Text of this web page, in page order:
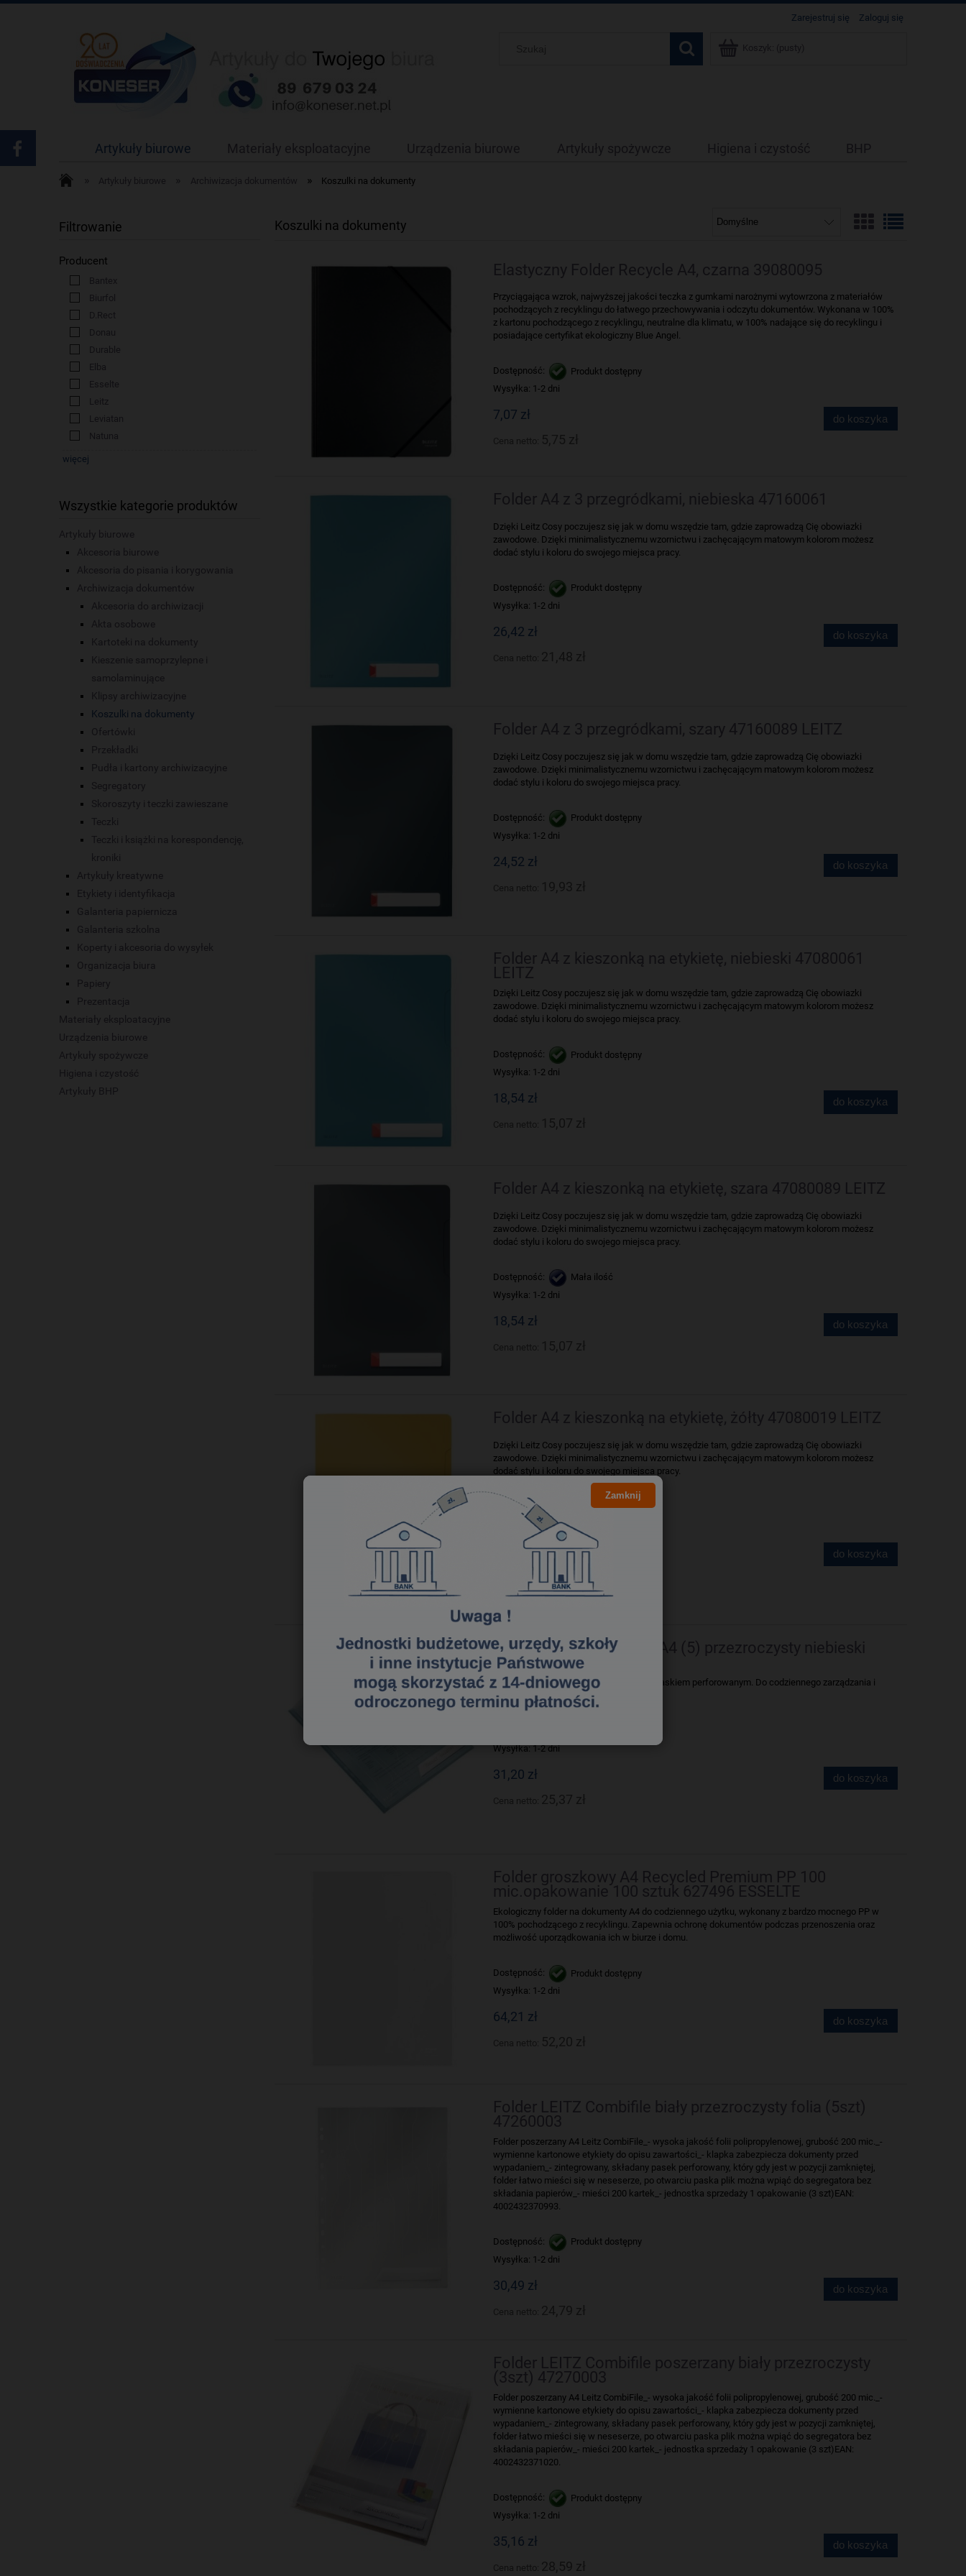
Zarejestruj się Zaloguj się
Koszyk: (pusty)
Artykuły biurowe Materiały eksploatacyjne Urządzenia biurowe Artykuły spożywcze Higiena i czystość BHP
Artykuły biurowe Archiwizacja dokumentów » Koszulki na dokumenty
Filtrowanie
Producent
Bantex
Biurfol
D.Rect
Donau
Durable
Elba
Esselte
Leitz
Leviatan
Natuna
więcej
Wszystkie kategorie produktów
Artykuły biurowe
Akcesoria biurowe
Akcesoria do pisania i korygowania
Archiwizacja dokumentów
Akcesoria do archiwizacji
Akta osobowe
Kartoteki na dokumenty
Kieszenie samoprzylepne i
samolaminujące
Klipsy archiwizacyjne
Koszulki na dokumenty
Ofertówki
Przekładki
Pudła i kartony archiwizacyjne
Segregatory
Skoroszyty i teczki zawieszane
Teczki
Teczki i książki na korespondencję,
kroniki
Artykuły kreatywne
Etykiety i identyfikacja
Galanteria papiernicza
Galanteria szkolna
Koperty i akcesoria do wysyłek
Organizacja biura
Papiery
Prezentacja
Materiały eksploatacyjne
Urządzenia biurowe
Artykuły spożywcze
Higiena i czystość
Artykuły BHP
Koszulki na dokumenty
Elastyczny Folder Recycle A4, czarna 39080095
Przyciągająca wzrok, najwyższej jakości teczka z gumkami narożnymi wytowrzona z materiałów
pochodzących z recyklingu do łatwego przechowywania i odczytu dokumentów. Wykonana w 100%
z kartonu pochodzącego z recyklingu, neutralne dla klimatu, w 100% nadające się do recyklingu i
posiadające certyfikat ekologiczny Blue Angel.
Dostępność:
Produkt dostępny
Wysyłka: 1-2 dni
7,07 zł do koszyka
Folder A4 z 3 przegródkami, niebieska 47160061
Dzięki Leitz Cosy poczujesz się jak w domu wszędzie tam, gdzie zaprowadzą Cię obowiazki
zawodowe. Dzięki minimalistycznemu wzornictwu i zachęcającym matowym kolorom możesz
dodać stylu i koloru do swojego miejsca pracy.
Dostępność:
Produkt dostępny
Wysyłka: 1-2 dni
26,42 zł do koszyka
Folder A4 z 3 przegródkami, szary 47160089 LEITZ
Dzięki Leitz Cosy poczujesz się jak w domu wszędzie tam, gdzie zaprowadzą Cię obowiazki
zawodowe. Dzięki minimalistycznemu wzornictwu i zachęcającym matowym kolorom możesz
dodać stylu i koloru do swojego miejsca pracy.
Dostępność:
Produkt dostępny
Wysyłka: 1-2 dni
24,52 zł do koszyka
Folder A4 z kieszonką na etykietę, niebieski 47080061
LEITZ
Dzięki Leitz Cosy poczujesz się jak w domu wszędzie tam, gdzie zaprowadzą Cię obowiazki
zawodowe. Dzięki minimalistycznemu wzornictwu i zachęcającym matowym kolorom możesz
dodać stylu i koloru do swojego miejsca pracy.
Dostępność:
Produkt dostępny
Wysyłka: 1-2 dni
18,54 zł do koszyka
Folder A4 z kieszonką na etykietę, szara 47080089 LEITZ
Dzięki Leitz Cosy poczujesz się jak w domu wszędzie tam, gdzie zaprowadzą Cię obowiazki
zawodowe. Dzięki minimalistycznemu wzornictwu i zachęcającym matowym kolorom możesz
dodać stylu i koloru do swojego miejsca pracy.
Dostępność:
Mała ilość
Wysyłka: 1-2 dni
18,54 zł do koszyka
Folder A4 z kieszonką na etykietę, żółty 47080019 LEITZ
Dzięki Leitz Cosy poczujesz się jak w domu wszędzie tam, gdzie zaprowadzą Cię obowiazki
zawodowe. Dzięki minimalistycznemu wzornictwu i zachęcającym matowym kolorom możesz
dodać stylu i koloru do swojego miejsca pracy.
Dostępność:
Produkt dostępny
Wysyłka: 1-2 dni
18,54 zł
Cena netto: 15,07 zł
do koszyka
Folder CombiFile LEITZ A4 (5) przezroczysty niebieski
472-60-035
Standardowy folder ze zintegorowanym paskiem perforowanym. Do codziennego zarządzania i
prezentowania dokumnetów.
Wysyłka: 1-2 dni
31,20 zł do koszyka
Folder groszkowy A4 Recycled Premium PP 100
mic.opakowanie 100 sztuk 627496 ESSELTE
Ekologiczny folder na dokumenty A4 do codziennego użytku, wykonany z bardzo mocnego PP w
100% pochodzącego z recyklingu. Zapewnia ochronę dokumentów podczas przenoszenia oraz
możliwość uporządkowania ich w biurze i domu.
Dostępność:
Produkt dostępny
Wysyłka: 1-2 dni
64,21 zł do koszyka
Folder LEITZ Combifile biały przezroczysty folia (5szt)
47260003
Folder poszerzany A4 Leitz CombiFile_- wysoka jakość folii polipropylenowej, grubość 200 mic._-
wymienne kartonowe etykiety do opisu zawartości_- klapka zabezpiecza dokumenty przed
wypadaniem_- zintegrowany, składany pasek perforowany, który gdy jest w pozycji zamkniętej,
folder łatwo mieści się w neseserze, po otwarciu paska plik można wpiąć do segregatora bez
składania papierów_- mieści 200 kartek_- jednostka sprzedaży 1 opakowanie (3 szt)EAN:
4002432370993.
Dostępność:
Produkt dostępny
Wysyłka: 1-2 dni
30,49 zł do koszyka
Folder LEITZ Combifile poszerzany biały przezroczysty
(3szt) 47270003
Folder poszerzany A4 Leitz CombiFile_- wysoka jakość folii polipropylenowej, grubość 200 mic._-
wymienne kartonowe etykiety do opisu zawartości_- klapka zabezpiecza dokumenty przed
wypadaniem_- zintegrowany, składany pasek perforowany, który gdy jest w pozycji zamkniętej,
folder łatwo mieści się w neseserze, po otwarciu paska plik można wpiąć do segregatora bez
składania papierów_- mieści 200 kartek_- jednostka sprzedaży 1 opakowanie (3 szt)EAN:
4002432371020.
Dostępność:
Produkt dostępny
Wysyłka: 1-2 dni
35,16 zł do koszyka
Zamknij